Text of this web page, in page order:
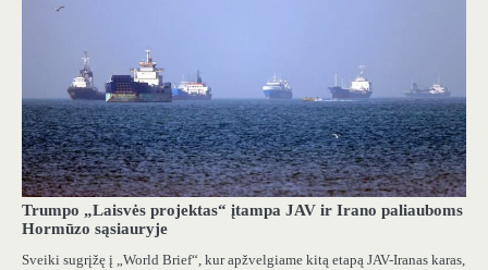
Trumpo „Laisvės projektas“ įtampa JAV ir Irano paliauboms
Hormūzo sąsiauryje
Sveiki sugrįžę į „World Brief“, kur apžvelgiame kitą etapą JAV-Iranas karas,